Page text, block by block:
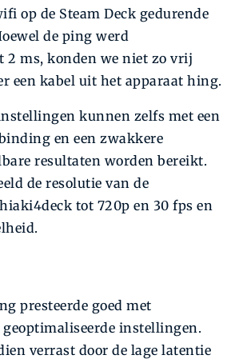
op de Steam Deck gedurende
de ping werd
2 ms, konden we niet zo vrij
een kabel uit het apparaat hing.
kunnen zelfs met een
en een zwakkere
resultaten worden bereikt.
de resolutie van de
tot 720p en 30 fps en
presteerde goed met
instellingen.
verrast door de lage latentie